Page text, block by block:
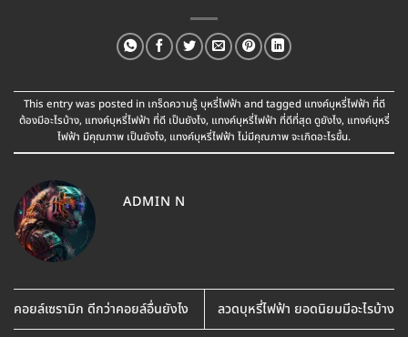
This entry was posted in เกร็ดความรู้ บุหรี่ไฟฟ้า and tagged แทงค์บุหรี่ไฟฟ้า ที่ดี
ต้องมีอะไรบ้าง, แทงค์บุหรี่ไฟฟ้า ที่ดี เป็นยังไง, แทงค์บุหรี่ไฟฟ้า ที่ดีที่สุด ดูยังไง, แทงค์บุหรี่
ไฟฟ้า มีคุณภาพ เป็นยังไง, แทงค์บุหรี่ไฟฟ้า ไม่มีคุณภาพ จะเกิดอะไรขึ้น.
ADMIN N
คอยล์เซรามิก ดีกว่าคอยล์อื่นยังไง ลวดบุหรี่ไฟฟ้า ยอดนิยมมีอะไรบ้าง